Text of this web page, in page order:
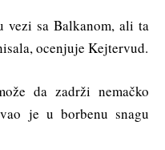
vezi sa Balkanom, ali ta
ocenjuje Kejtervud.
da zadrži nemačko
je u borbenu snagu